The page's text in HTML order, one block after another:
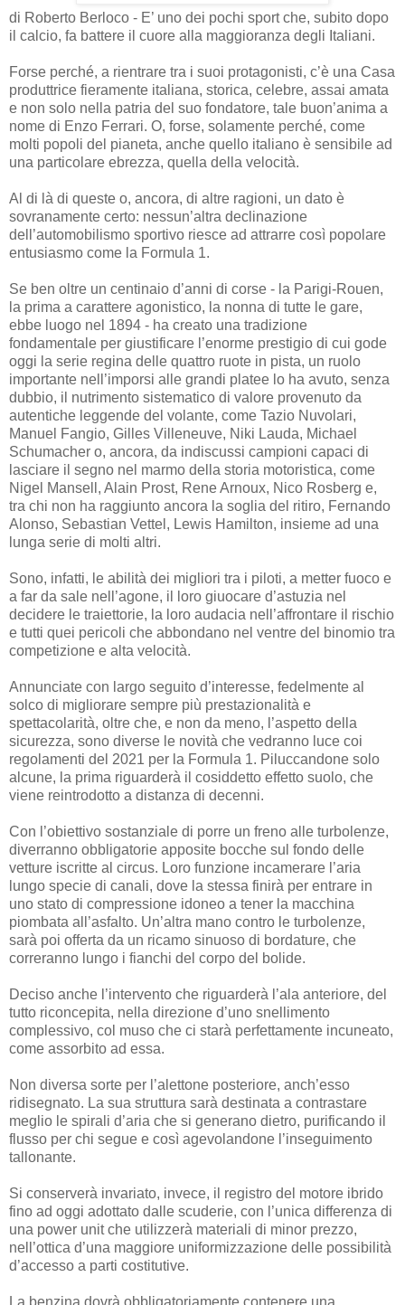
di Roberto Berloco - E’ uno dei pochi sport che, subito dopo
il calcio, fa battere il cuore alla maggioranza degli Italiani.
Forse perché, a rientrare tra i suoi protagonisti, c’è una Casa
produttrice fieramente italiana, storica, celebre, assai amata
e non solo nella patria del suo fondatore, tale buon’anima a
nome di Enzo Ferrari. O, forse, solamente perché, come
molti popoli del pianeta, anche quello italiano è sensibile ad
una particolare ebrezza, quella della velocità.
Al di là di queste o, ancora, di altre ragioni, un dato è
sovranamente certo: nessun’altra declinazione
dell’automobilismo sportivo riesce ad attrarre così popolare
entusiasmo come la Formula 1.
Se ben oltre un centinaio d’anni di corse - la Parigi-Rouen,
la prima a carattere agonistico, la nonna di tutte le gare,
ebbe luogo nel 1894 - ha creato una tradizione
fondamentale per giustificare l’enorme prestigio di cui gode
oggi la serie regina delle quattro ruote in pista, un ruolo
importante nell’imporsi alle grandi platee lo ha avuto, senza
dubbio, il nutrimento sistematico di valore provenuto da
autentiche leggende del volante, come Tazio Nuvolari,
Manuel Fangio, Gilles Villeneuve, Niki Lauda, Michael
Schumacher o, ancora, da indiscussi campioni capaci di
lasciare il segno nel marmo della storia motoristica, come
Nigel Mansell, Alain Prost, Rene Arnoux, Nico Rosberg e,
tra chi non ha raggiunto ancora la soglia del ritiro, Fernando
Alonso, Sebastian Vettel, Lewis Hamilton, insieme ad una
lunga serie di molti altri.
Sono, infatti, le abilità dei migliori tra i piloti, a metter fuoco e
a far da sale nell’agone, il loro giuocare d’astuzia nel
decidere le traiettorie, la loro audacia nell’affrontare il rischio
e tutti quei pericoli che abbondano nel ventre del binomio tra
competizione e alta velocità.
Annunciate con largo seguito d’interesse, fedelmente al
solco di migliorare sempre più prestazionalità e
spettacolarità, oltre che, e non da meno, l’aspetto della
sicurezza, sono diverse le novità che vedranno luce coi
regolamenti del 2021 per la Formula 1. Piluccandone solo
alcune, la prima riguarderà il cosiddetto effetto suolo, che
viene reintrodotto a distanza di decenni.
Con l’obiettivo sostanziale di porre un freno alle turbolenze,
diverranno obbligatorie apposite bocche sul fondo delle
vetture iscritte al circus. Loro funzione incamerare l’aria
lungo specie di canali, dove la stessa finirà per entrare in
uno stato di compressione idoneo a tener la macchina
piombata all’asfalto. Un’altra mano contro le turbolenze,
sarà poi offerta da un ricamo sinuoso di bordature, che
correranno lungo i fianchi del corpo del bolide.
Deciso anche l’intervento che riguarderà l’ala anteriore, del
tutto riconcepita, nella direzione d’uno snellimento
complessivo, col muso che ci starà perfettamente incuneato,
come assorbito ad essa.
Non diversa sorte per l’alettone posteriore, anch’esso
ridisegnato. La sua struttura sarà destinata a contrastare
meglio le spirali d’aria che si generano dietro, purificando il
flusso per chi segue e così agevolandone l’inseguimento
tallonante.
Si conserverà invariato, invece, il registro del motore ibrido
fino ad oggi adottato dalle scuderie, con l’unica differenza di
una power unit che utilizzerà materiali di minor prezzo,
nell’ottica d’una maggiore uniformizzazione delle possibilità
d’accesso a parti costitutive.